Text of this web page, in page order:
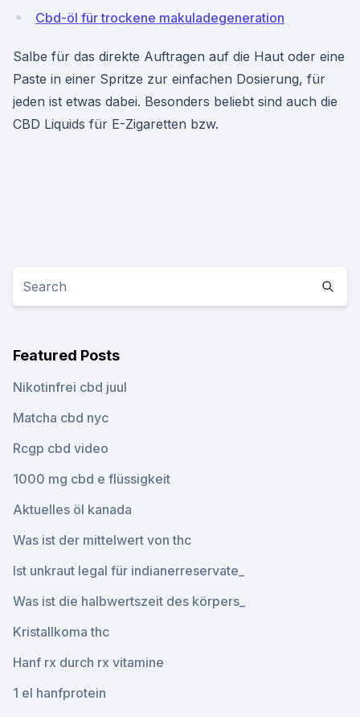
Cbd-öl für trockene makuladegeneration
Salbe für das direkte Auftragen auf die Haut oder eine
Paste in einer Spritze zur einfachen Dosierung, für
jeden ist etwas dabei. Besonders beliebt sind auch die
CBD Liquids für E-Zigaretten bzw.
Featured Posts
Nikotinfrei cbd juul
Matcha cbd nyc
Rcgp cbd video
1000 mg cbd e flüssigkeit
Aktuelles öl kanada
Was ist der mittelwert von thc
Ist unkraut legal für indianerreservate_
Was ist die halbwertszeit des körpers_
Kristallkoma thc
Hanf rx durch rx vitamine
1 el hanfprotein